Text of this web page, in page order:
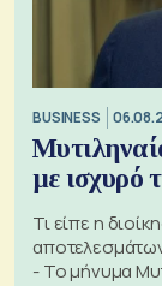
BUSINESS
με ισχυρό
Τι είπε η
- Το μήνυμα